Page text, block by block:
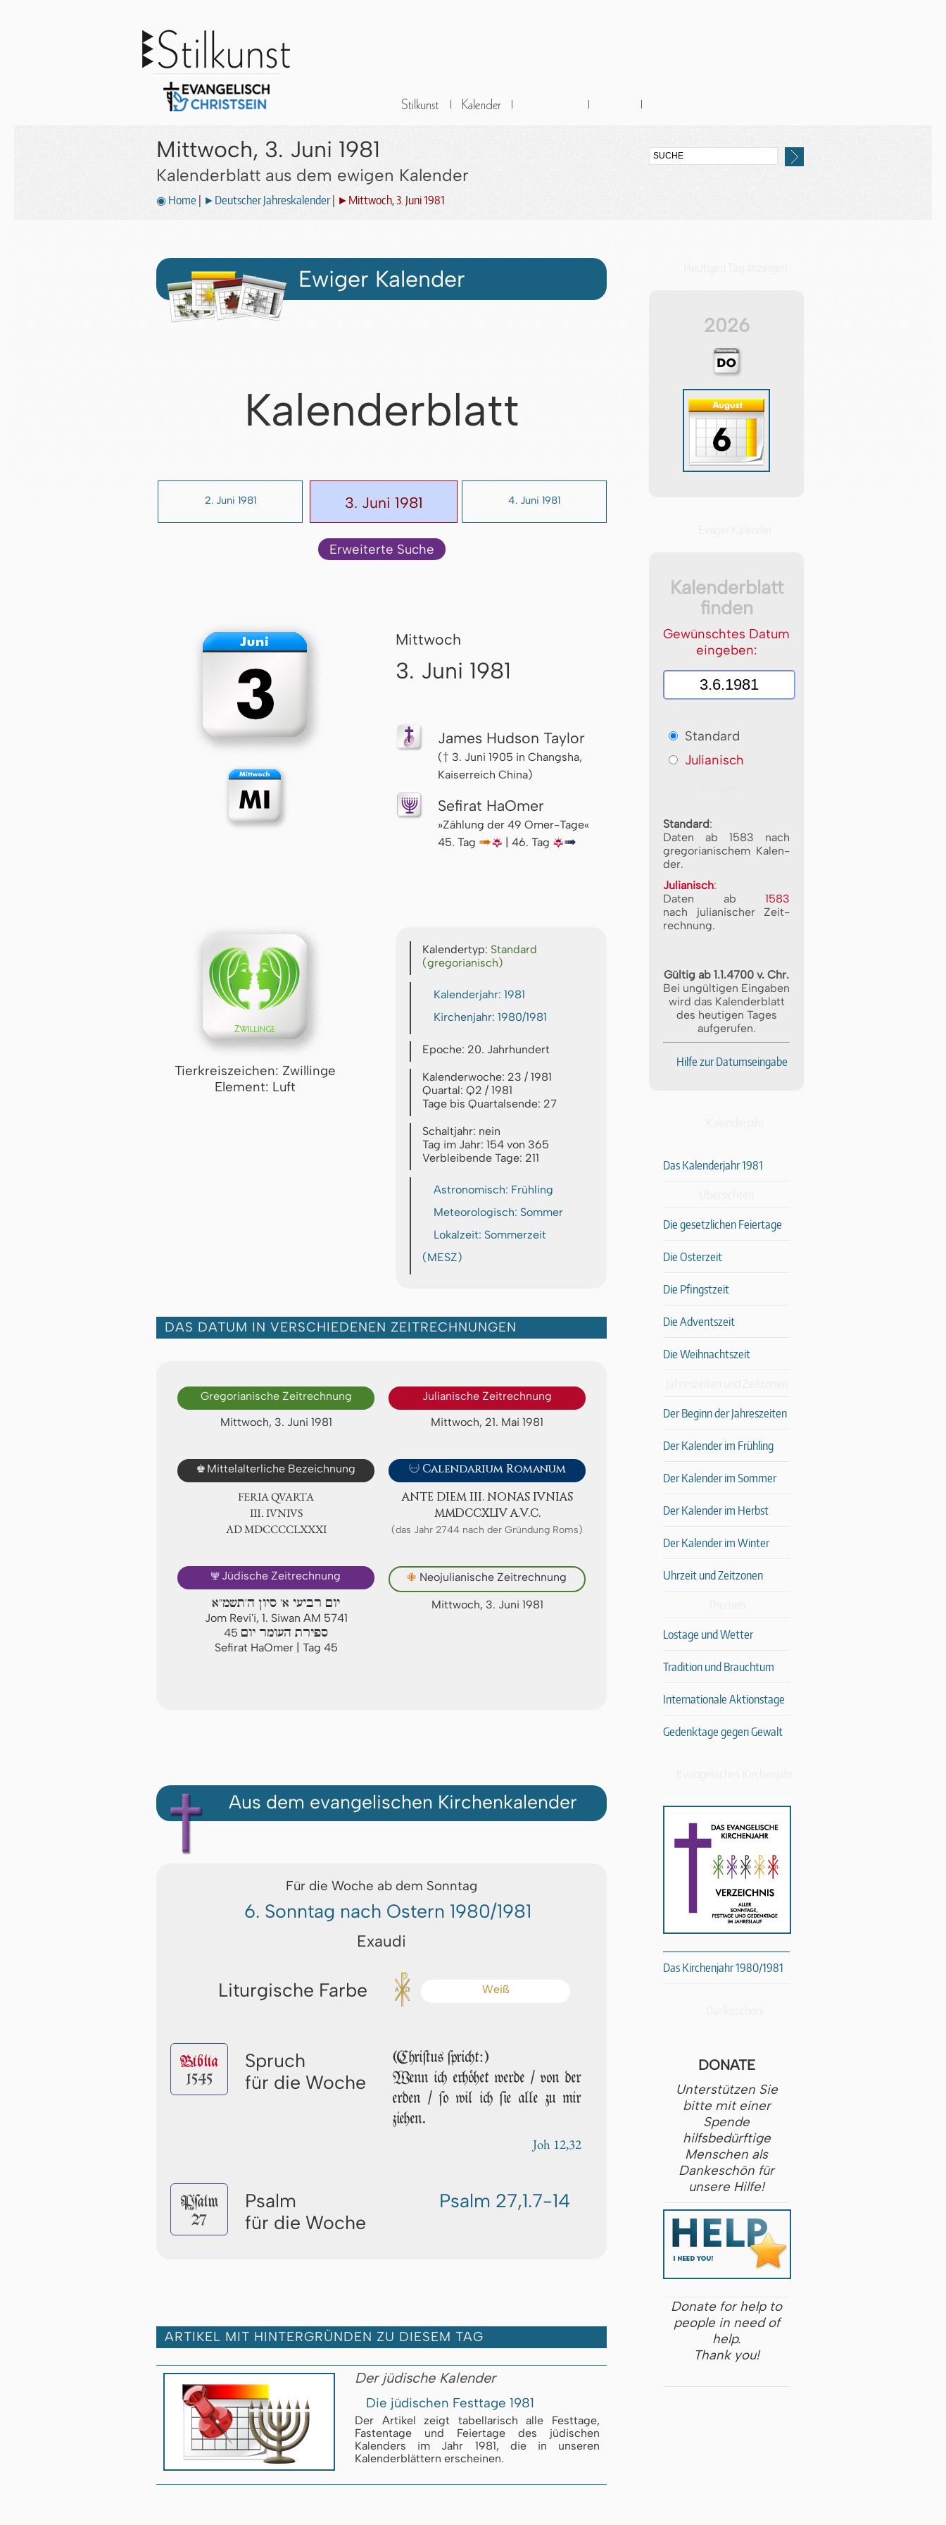
Mittwoch, 3. Juni 1981
Kalenderblatt aus dem ewigen Kalender
◉ Home ►Deutscher Jahreskalender| ►Mittwoch, 3. Juni 1981
Ewiger Kalender
Kalenderblatt
2. Juni 1981 3. Juni 1981 4. Juni 1981
Erweiterte Suche
Mittwoch
3. Juni 1981
James Hudson Taylor
(† 3. Juni 1905 in Changsha,
Kaiserreich China)
Sefirat HaOmer
»Zählung der 49 Omer-Tage«
45. Tag ↦🌇 | 46. Tag 🌇↦
Tierkreiszeichen: Zwillinge
Element: Luft
Kalendertyp: Standard
(gregorianisch)
Kalenderjahr: 1981
Kirchenjahr: 1980/1981
Epoche: 20. Jahrhundert
Kalenderwoche: 23 / 1981
Quartal: Q2 / 1981
Tage bis Quartalsende: 27
Schaltjahr: nein
Tag im Jahr: 154 von 365
Verbleibende Tage: 211
Astronomisch: Frühling
Meteorologisch: Sommer
Lokalzeit: Sommerzeit
(MESZ)
DAS DATUM IN VERSCHIEDENEN ZEITRECHNUNGEN
Gregorianische Zeitrechnung
Mittwoch, 3. Juni 1981
Julianische Zeitrechnung
Mittwoch, 21. Mai 1981
♚ Mittelalterliche Bezeichnung
FERIA QUARTA
Ⅲ. IVNIVS
AD ⅯⅮⅭⅭⅭⅭⅬⅩⅩⅪ
 Calendarium Romanum
ANTE DIEM III. NONAS IVNIAS
ⅯⅯⅮⅭⅭⅩⅬⅠⅤ A.V.C.
(das Jahr 2744 nach der Gründung Roms)
🕎 Jüdische Zeitrechnung
יום רביעי א' סיון ה'תשמ"א
Jom Revi'i, 1. Siwan AM 5741
45 ספירת העומר יום
Sefirat HaOmer | Tag 45
✙ Neojulianische Zeitrechnung
Mittwoch, 3. Juni 1981
Aus dem evangelischen Kirchenkalender
Für die Woche ab dem Sonntag
6. Sonntag nach Ostern 1980/1981
Exaudi
Liturgische Farbe Weiß
Biblia
1545
Spruch
für die Woche
(Chriſtus ſpricht:)
Wenn ich erhöhet wer­de / von der
erden / ſo wil ich ſie alle zu mir
ziehen.
Joh 12,32
Pſalm
27
Psalm
für die Woche
Psalm 27,1.7-14
ARTIKEL MIT HINTERGRÜNDEN ZU DIESEM TAG
Der jüdische Kalender
Die jüdischen Festtage 1981
Der Artikel zeigt tabellarisch alle Festtage,
Fastentage und Feiertage des jüdischen
Kalenders im Jahr 1981, die in unseren
Kalenderblättern erscheinen.
2026
Kalenderblatt
finden
Gewünschtes Datum
eingeben:
Standard
Julianisch
Standard:
Daten ab 1583 nach
gre­go­ri­a­ni­schem Ka­len­
der.
Julianisch:
Daten ab 1583
nach ju­li­a­ni­scher Zeit­
rech­nung.
Gültig ab 1.1.4700 v. Chr.
Bei ungültigen Eingaben
wird das Kalenderblatt
des heutigen Tages
aufgerufen.
Hilfe zur Datumseingabe
Das Kalenderjahr 1981
Die gesetzlichen Feiertage
Die Osterzeit
Die Pfingstzeit
Die Adventszeit
Die Weihnachtszeit
Der Beginn der Jahreszeiten
Der Kalender im Frühling
Der Kalender im Sommer
Der Kalender im Herbst
Der Kalender im Winter
Uhrzeit und Zeitzonen
Lostage und Wetter
Tradition und Brauchtum
Internationale Aktionstage
Gedenktage gegen Gewalt
Das Kirchenjahr 1980/1981
DONATE
Unterstützen Sie
bitte mit einer
Spende
hilfsbedürftige
Menschen als
Dankeschön für
unsere Hilfe!
Donate for help to
people in need of
help.
Thank you!